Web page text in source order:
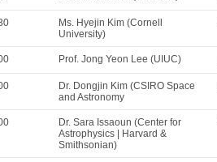
Ms. Hyejin Kim (Cornell
University)
Prof. Jong Yeon Lee (UIUC)
Dr. Dongjin Kim (CSIRO Space
and Astronomy
Dr. Sara Issaoun (Center for
Astrophysics | Harvard &
Smithsonian)